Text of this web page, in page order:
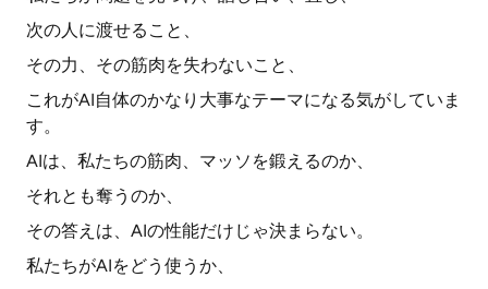
次の人に渡せること、
その力、その筋肉を失わないこと、
これがAI自体のかなり大事なテーマになる気がしていま
す。
AIは、私たちの筋肉、マッソを鍛えるのか、
それとも奪うのか、
その答えは、AIの性能だけじゃ決まらない。
私たちがAIをどう使うか、